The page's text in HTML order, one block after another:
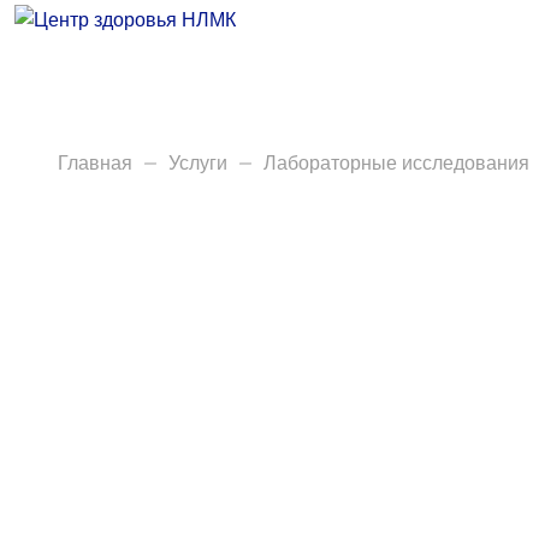
Анализы
Главная Услуги Лабораторные исследования